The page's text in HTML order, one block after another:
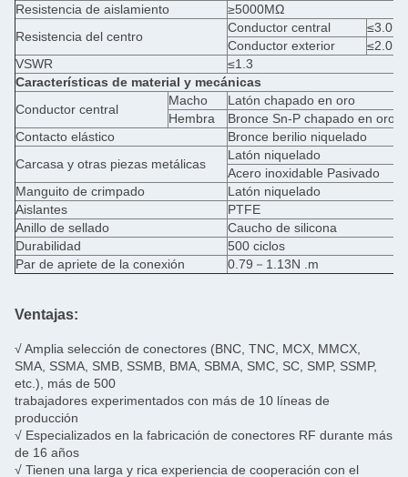
Resistencia de aislamiento
≥5000MΩ
Resistencia del centro
Conductor central
Conductor exterior
VSWR
≤1.3
Características de material y mecánicas
Conductor central
Macho
Latón chapado en oro
Hembra
Bronce Sn-P chapado en oro
Contacto elástico
Bronce berilio niquelado
Carcasa y otras piezas metálicas
Latón niquelado
Acero inoxidable Pasivado
Manguito de crimpado
Latón niquelado
Aislantes
PTFE
Anillo de sellado
Caucho de silicona
Durabilidad
500 ciclos
Par de apriete de la conexión
0.79－1.13N .m
Ventajas:
√ Amplia selección de conectores (BNC, TNC, MCX, MMCX,
SMA, SSMA, SMB, SSMB, BMA, SBMA, SMC, SC, SMP, SSMP,
etc.), más de 500
trabajadores experimentados con más de 10 líneas de
producción
√ Especializados en la fabricación de conectores RF durante más
de 16 años
√ Tienen una larga y rica experiencia de cooperación con el